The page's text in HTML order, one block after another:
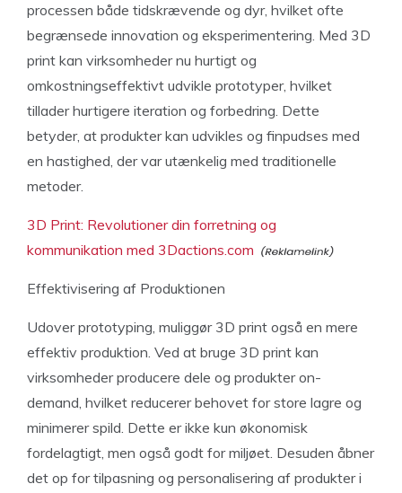
processen både tidskrævende og dyr, hvilket ofte
begrænsede innovation og eksperimentering. Med 3D
print kan virksomheder nu hurtigt og
omkostningseffektivt udvikle prototyper, hvilket
tillader hurtigere iteration og forbedring. Dette
betyder, at produkter kan udvikles og finpudses med
en hastighed, der var utænkelig med traditionelle
metoder.
3D Print: Revolutioner din forretning og
kommunikation med 3Dactions.com
Effektivisering af Produktionen
Udover prototyping, muliggør 3D print også en mere
effektiv produktion. Ved at bruge 3D print kan
virksomheder producere dele og produkter on-
demand, hvilket reducerer behovet for store lagre og
minimerer spild. Dette er ikke kun økonomisk
fordelagtigt, men også godt for miljøet. Desuden åbner
det op for tilpasning og personalisering af produkter i